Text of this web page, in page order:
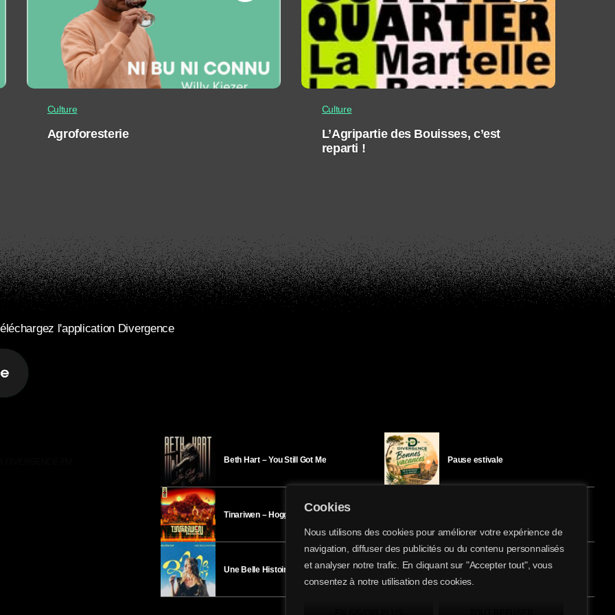
Cookies
Nous utilisons des cookies pour améliorer votre expérience de
navigation, diffuser des publicités ou du contenu personnalisés
et analyser notre trafic. En cliquant sur "Accepter tout", vous
consentez à notre utilisation des cookies.
share
email
Culture
Agroforesterie
Culture
L’Agripartie des Bouisses, c’est
reparti !
l'application Divergence
Beth Hart – You Still Got Me
Tinariwen – Hoggar
Une Belle Histoire – Héloïse Bay
Pause estivale
Ici l’Ombre – mardi 28 juillet